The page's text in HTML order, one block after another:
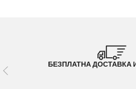
БЕЗПЛАТНА ДОСТАВКА